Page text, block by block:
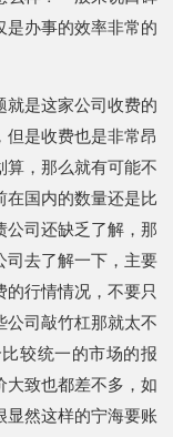
是办事的效率非常的
就是这家公司收费的
但是收费也是非常昂
算，那么就有可能不
在国内的数量还是比
公司还缺乏了解，那
司去了解一下，主要
行情情况，不要只
公司敲竹杠那就太不
较统一的市场的报
大致也都差不多，如
显然这样的宁海要账